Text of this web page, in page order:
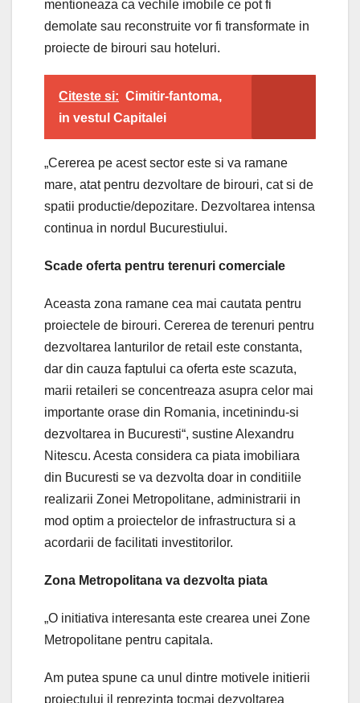
mentioneaza ca vechile imobile ce pot fi
demolate sau reconstruite vor fi transformate in
proiecte de birouri sau hoteluri.
Citeste si: Cimitir-fantoma,
in vestul Capitalei
„Cererea pe acest sector este si va ramane
mare, atat pentru dezvoltare de birouri, cat si de
spatii productie/depozitare. Dezvoltarea intensa
continua in nordul Bucurestiului.
Scade oferta pentru terenuri comerciale
Aceasta zona ramane cea mai cautata pentru
proiectele de birouri. Cererea de terenuri pentru
dezvoltarea lanturilor de retail este constanta,
dar din cauza faptului ca oferta este scazuta,
marii retaileri se concentreaza asupra celor mai
importante orase din Romania, incetinindu-si
dezvoltarea in Bucuresti“, sustine Alexandru
Nitescu. Acesta considera ca piata imobiliara
din Bucuresti se va dezvolta doar in conditiile
realizarii Zonei Metropolitane, administrarii in
mod optim a proiectelor de infrastructura si a
acordarii de facilitati investitorilor.
Zona Metropolitana va dezvolta piata
„O initiativa interesanta este crearea unei Zone
Metropolitane pentru capitala.
Am putea spune ca unul dintre motivele initierii
proiectului il reprezinta tocmai dezvoltarea